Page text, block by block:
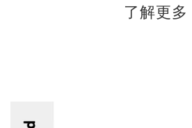
了解更多